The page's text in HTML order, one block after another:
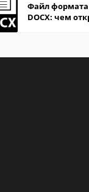
Файл формата
DOCX: чем